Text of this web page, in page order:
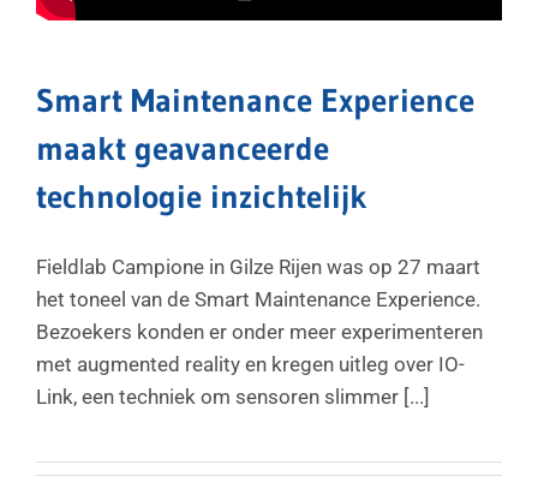
Smart Maintenance Experience
maakt geavanceerde
technologie inzichtelijk
Fieldlab Campione in Gilze Rijen was op 27 maart
het toneel van de Smart Maintenance Experience.
Bezoekers konden er onder meer experimenteren
met augmented reality en kregen uitleg over IO-
Link, een techniek om sensoren slimmer [...]